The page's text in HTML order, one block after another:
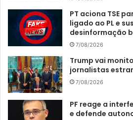
PT aciona TSE
ligado ao PL e
desinformação
7/08/2026
Trump vai
jornalistas
7/08/2026
PF reage a
e defende